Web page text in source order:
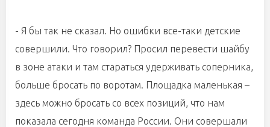
- Я бы так не сказал. Но ошибки все-таки детские
совершили. Что говорил? Просил перевести шайбу
в зоне атаки и там стараться удерживать соперника,
больше бросать по воротам. Площадка маленькая –
здесь можно бросать со всех позиций, что нам
показала сегодня команда России. Они совершали